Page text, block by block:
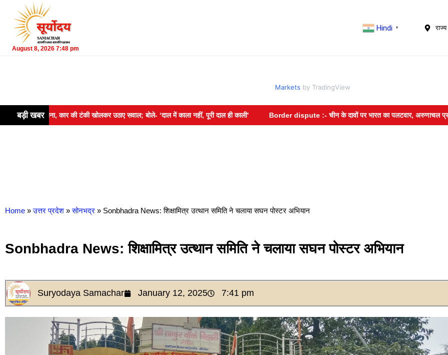
August 8, 2026 7:48 pm
Hindi ▼
Markets by TradingView
बड़ी खबर
की टंकी खोलकर उठाए सवाल; बोले- ‘दाल में काला नहीं, पूरी दाल ही काली’ Border dispute :- चीन के दावों पर भारत का पलटवार, अरुणाचल प्रदेश के 27 स्थानों
Home » उत्तर प्रदेश » सोनभद्र » Sonbhadra News: शिक्षामित्र उत्थान समिति ने चलाया सघन पोस्टर अभियान
Sonbhadra News: शिक्षामित्र उत्थान समिति ने चलाया सघन पोस्टर अभियान
Suryodaya Samachar January 12, 2025 7:41 pm